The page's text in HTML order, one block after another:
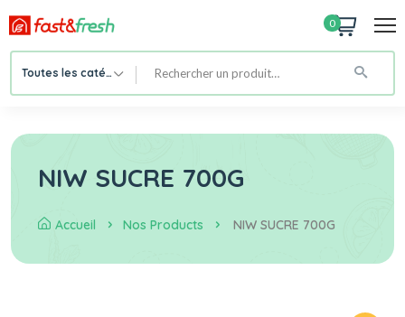
0
Toutes les catégories
NIW SUCRE 700G
Accueil Nos Products NIW SUCRE 700G